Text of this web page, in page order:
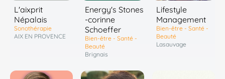
L'aixprit
Népalais
Sonothérapie
AIX EN PROVENCE
Energy's Stones
-corinne
Schoeffer
Bien-être - Santé -
Beauté
Brignais
Lifestyle
Management
Bien-être - Santé -
Beauté
Lasauvage